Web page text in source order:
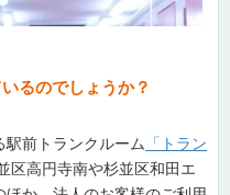
るのでしょうか？
前トランクルーム
「トラン
区高円寺南や杉並区和田エ